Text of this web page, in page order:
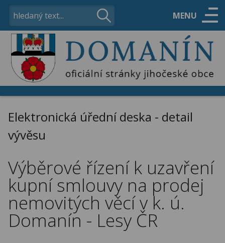
MENU
ÚŘAD
OBEC
KONTAKTY
Elektronická úřední deska - detail
vývěsu
Výběrové řízení k uzavření
kupní smlouvy na prodej
nemovitých věcí v k. ú.
Domanín - Lesy ČR